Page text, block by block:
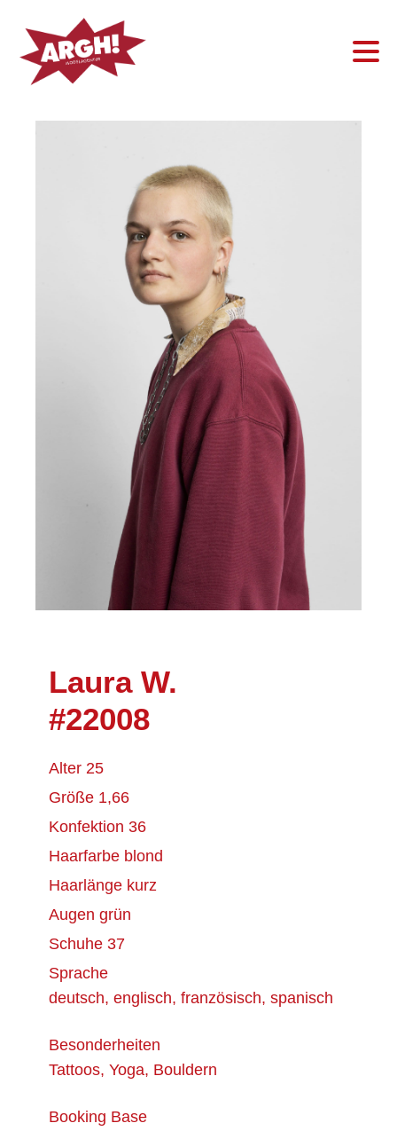
Laura W.
#22008
Alter 25
Größe 1,66
Konfektion 36
Haarfarbe blond
Haarlänge kurz
Augen grün
Schuhe 37
Sprache
deutsch, englisch, französisch, spanisch
Besonderheiten
Tattoos, Yoga, Bouldern
Booking Base